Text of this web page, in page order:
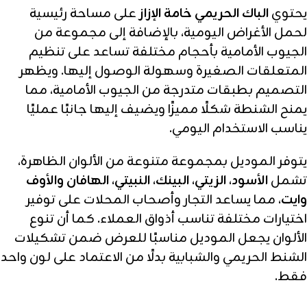
يحتويالباك الحريمي خامة الإزازعلى مساحة رئيسية
لحمل الأغراض اليومية، بالإضافة إلى مجموعة من
الجيوب الأمامية بأحجام مختلفة تساعد على تنظيم
المتعلقات الصغيرة وسهولة الوصول إليها. ويظهر
التصميم بطبقات متدرجة من الجيوب الأمامية، مما
يمنح الشنطة شكلًا مميزًا ويضيف إليها جانبًا عمليًا
يناسب الاستخدام اليومي.
يتوفر الموديل بمجموعة متنوعة من الألوان الظاهرة،
تشملالأسود، الزيتي، البينك، النبيتي، الهافان والأوف
وايت، مما يساعد التجار وأصحاب المحلات على توفير
اختيارات مختلفة تناسب أذواق العملاء. كما أن تنوع
الألوان يجعل الموديل مناسبًا للعرض ضمن تشكيلات
الشنط الحريمي والشبابية بدلًا من الاعتماد على لون واحد
فقط.